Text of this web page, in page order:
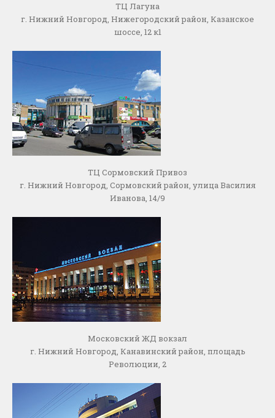
ТЦ Лагуна
г. Нижний Новгород, Нижегородский район, Казанское
шоссе, 12 к1
ТЦ Сормовский Привоз
г. Нижний Новгород, Сормовский район, улица Василия
Иванова, 14/9
Московский ЖД вокзал
г. Нижний Новгород, Канавинский район, площадь
Революции, 2